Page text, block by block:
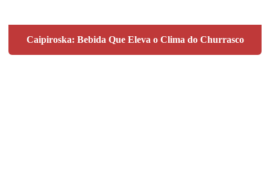
Caipiroska: Bebida Que Eleva o Clima do Churrasco